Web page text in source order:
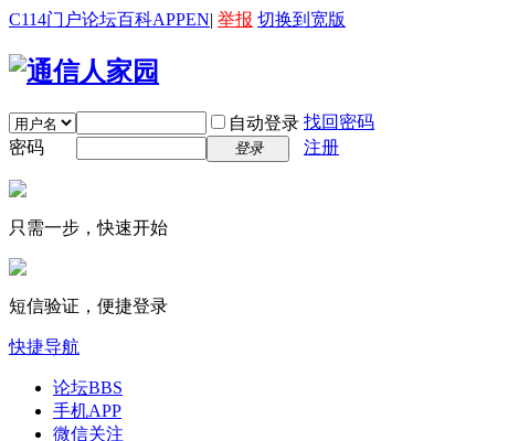
C114门户论坛百科APPEN| 举报 切换到宽版
自动登录 找回密码
密码
登录 注册
只需一步，快速开始
短信验证，便捷登录
快捷导航
论坛BBS
手机APP
微信关注